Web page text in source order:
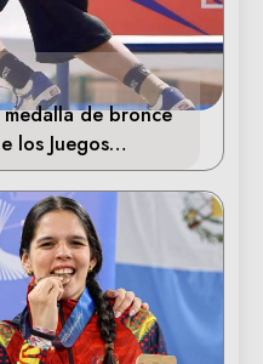
de bronce
los Juegos